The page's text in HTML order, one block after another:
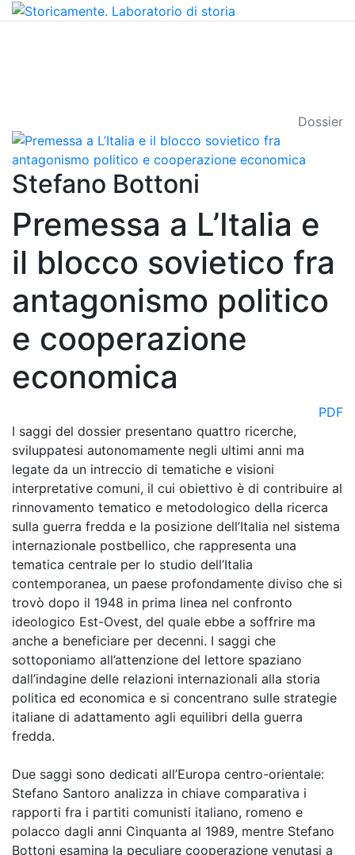
Dossier
Stefano Bottoni
Premessa a L’Italia e
il blocco sovietico fra
antagonismo politico
e cooperazione
economica
PDF
I saggi del dossier presentano quattro ricerche,
sviluppatesi autonomamente negli ultimi anni ma
legate da un intreccio di tematiche e visioni
interpretative comuni, il cui obiettivo è di contribuire al
rinnovamento tematico e metodologico della ricerca
sulla guerra fredda e la posizione dell’Italia nel sistema
internazionale postbellico, che rappresenta una
tematica centrale per lo studio dell’Italia
contemporanea, un paese profondamente diviso che si
trovò dopo il 1948 in prima linea nel confronto
ideologico Est-Ovest, del quale ebbe a soffrire ma
anche a beneficiare per decenni. I saggi che
sottoponiamo all’attenzione del lettore spaziano
dall’indagine delle relazioni internazionali alla storia
politica ed economica e si concentrano sulle strategie
italiane di adattamento agli equilibri della guerra
fredda.
Due saggi sono dedicati all’Europa centro-orientale:
Stefano Santoro analizza in chiave comparativa i
rapporti fra i partiti comunisti italiano, romeno e
polacco dagli anni Cinquanta al 1989, mentre Stefano
Bottoni esamina la peculiare cooperazione venutasi a